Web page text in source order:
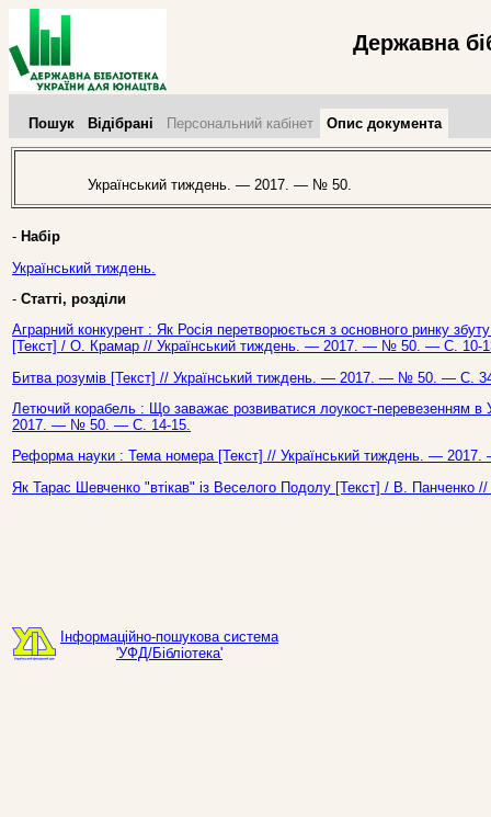
Державна
Пошук Відібрані Персональний кабінет Опис документа
Український тиждень. — 2017. — № 50.
- Набір
Український тиждень.
- Статті, розділи
Аграрний конкурент : Як Росія перетворюється з основного ринку
[Текст] / О. Крамар // Український тиждень. — 2017. — № 50. — С. 10-
Битва розумів [Текст] // Український тиждень. — 2017. — № 50. — С.
Летючий корабель : Що заважає розвиватися лоукост-перевезенням в
2017. — № 50. — С. 14-15.
Реформа науки : Тема номера [Текст] // Український тиждень. —
Як Тарас Шевченко "втікав" із Веселого Подолу [Текст] / В.
Інформаційно-пошукова система
'УФД/Бібліотека'